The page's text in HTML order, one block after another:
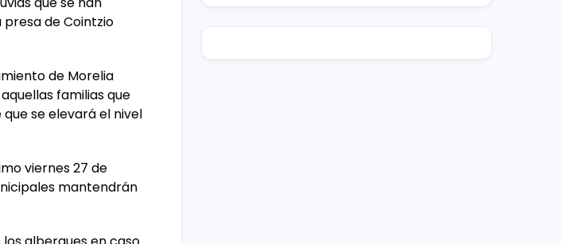
de Cointzio
de Morelia
familias que
se elevará el nivel
viernes 27 de
mantendrán